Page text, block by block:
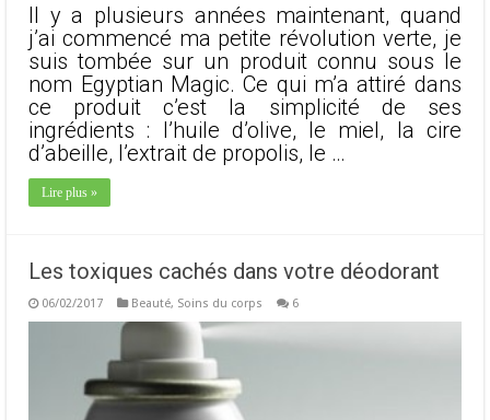
Il y a plusieurs années maintenant, quand
j’ai commencé ma petite révolution verte, je
suis tombée sur un produit connu sous le
nom Egyptian Magic. Ce qui m’a attiré dans
ce produit c’est la simplicité de ses
ingrédients : l’huile d’olive, le miel, la cire
d’abeille, l’extrait de propolis, le …
Lire plus »
Les toxiques cachés dans votre déodorant
06/02/2017 Beauté, Soins du corps 6